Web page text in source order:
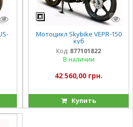
Мотоцикл Skybike VEPR-150
куб
Код: 877101822
В наличии
42 560,00 грн.
Купить